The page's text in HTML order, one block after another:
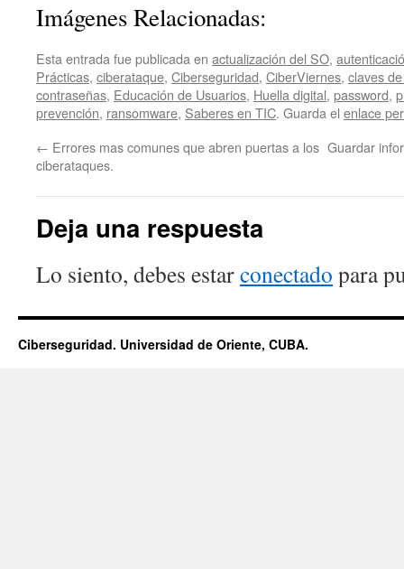
Imágenes Relacionadas:
Esta entrada fue publicada en actualización del SO,
Prácticas, ciberataque, Ciberseguridad, CiberViernes, claves
contraseñas, Educación de Usuarios, Huella digital, password,
prevención, ransomware, Saberes en TIC. Guarda el enlace
← Errores mas comunes que abren puertas a los
ciberataques.
Guardar
Deja una respuesta
Lo siento, debes estarconectado para
Ciberseguridad. Universidad de Oriente, CUBA.